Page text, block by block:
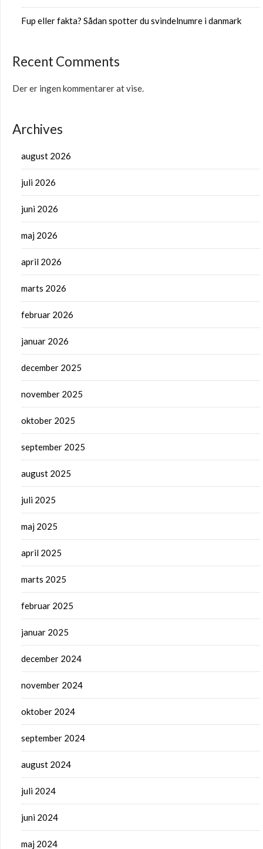
Fup eller fakta? Sådan spotter du svindelnumre i danmark
Recent Comments
Der er ingen kommentarer at vise.
Archives
august 2026
juli 2026
juni 2026
maj 2026
april 2026
marts 2026
februar 2026
januar 2026
december 2025
november 2025
oktober 2025
september 2025
august 2025
juli 2025
maj 2025
april 2025
marts 2025
februar 2025
januar 2025
december 2024
november 2024
oktober 2024
september 2024
august 2024
juli 2024
juni 2024
maj 2024